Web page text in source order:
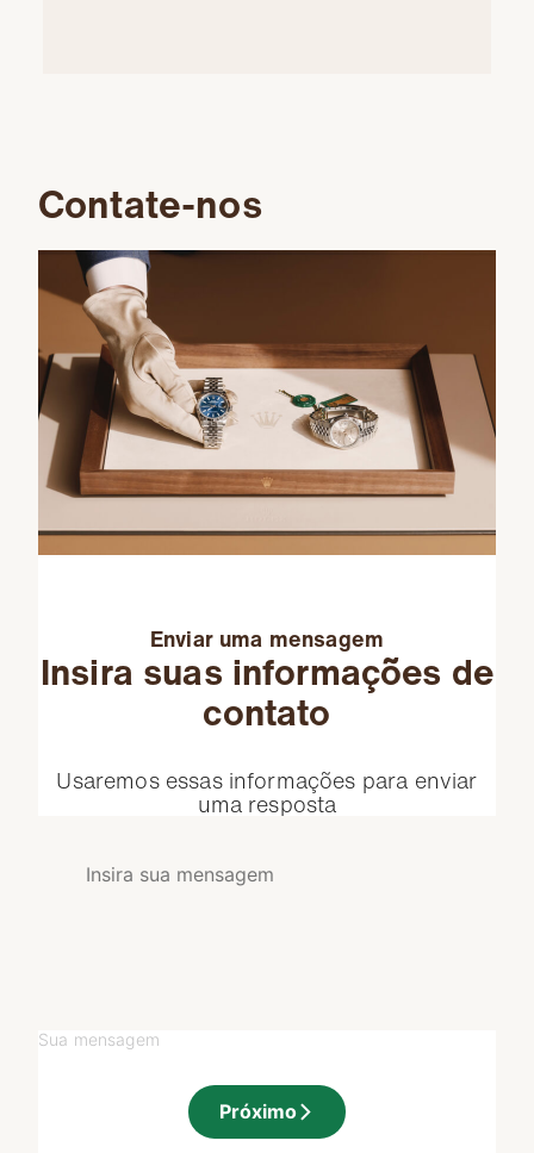
Contate-nos
Enviar uma mensagem
Insira suas informações de
contato
Usaremos essas informações para enviar
uma resposta
Sua mensagem
Próximo